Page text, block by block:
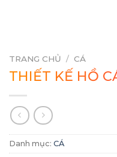
TRANG CHỦ / CÁ
THIẾT KẾ HỒ
Danh mục: CÁ